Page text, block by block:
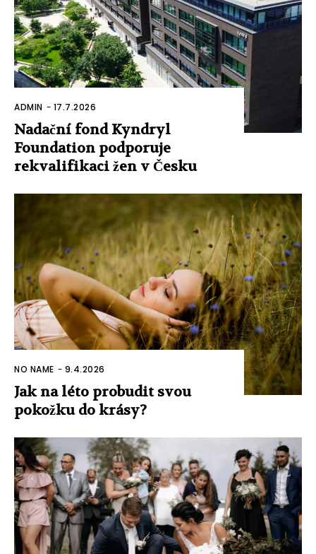
ADMIN - 17.7.2026
Nadační fond Kyndryl
Foundation podporuje
rekvalifikaci žen v Česku
NO NAME - 9.4.2026
Jak na léto probudit svou
pokožku do krásy?